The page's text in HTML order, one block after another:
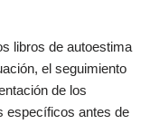
libros de autoestima
el seguimiento
de los
específicos antes de